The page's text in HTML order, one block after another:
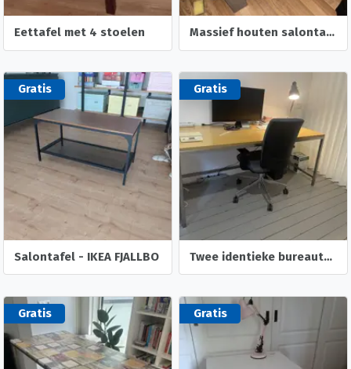
Eettafel met 4 stoelen Massief houten salontafel
Gratis
Salontafel - IKEA FJALLBO
Gratis
Twee identieke bureautafels hout/metaal
Gratis Gratis